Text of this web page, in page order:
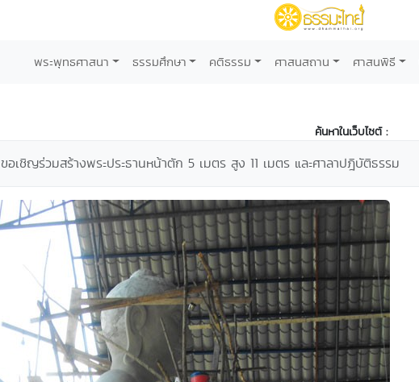
พระพุทธศาสนา ธรรมศึกษา คติธรรม ศาสนสถาน ศาสนพิธี
ค้นหาในเว็บไซต์ :
ขอเชิญร่วมสร้างพระประธานหน้าตัก 5 เมตร สูง 11 เมตร และศาลาปฎิบัติธรรม